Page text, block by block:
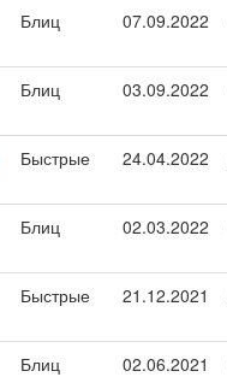
Блиц 07.09.2022
Блиц 03.09.2022
Быстрые 24.04.2022
Блиц 02.03.2022
Быстрые 21.12.2021
Блиц 02.06.2021